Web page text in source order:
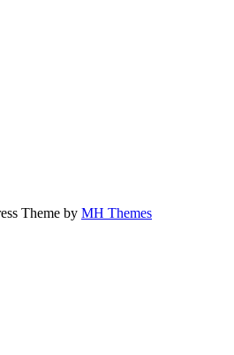
Theme by MH Themes